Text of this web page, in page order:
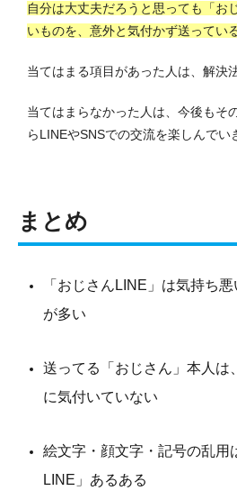
自分は大丈夫だろうと思っても「お
いものを、意外と気付かず送ってい
当てはまる項目があった人は、解決
当てはまらなかった人は、今後もそ
らLINEやSNSでの交流を楽しんでい
まとめ
「おじさんLINE」は気持ち
が多い
送ってる「おじさん」本人は
に気付いていない
絵文字・顔文字・記号の乱用
LINE」あるある